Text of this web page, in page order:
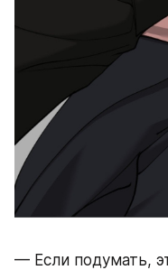
— Если подумать,